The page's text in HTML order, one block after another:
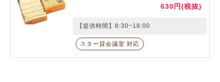
630円(税抜)
【提供時間】8:30~18:00
スター貸会議室 対応